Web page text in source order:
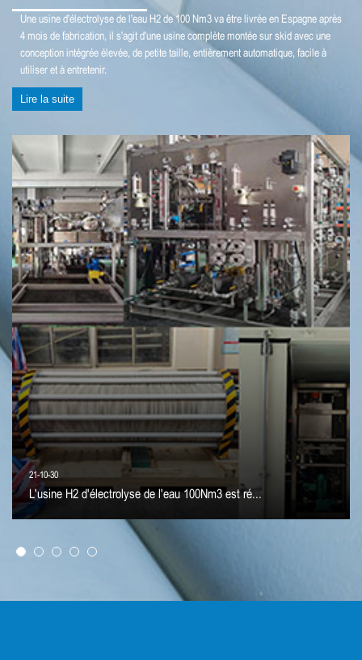
Une usine d'électrolyse de l'eau H2 de 100 Nm3 va être livrée en Espagne après
4 mois de fabrication, il s'agit d'une usine complète montée sur skid avec une
conception intégrée élevée, de petite taille, entièrement automatique, facile à
utiliser et à entretenir.
Lire la suite
21-10-30
L'usine H2 d'électrolyse de l'eau 100Nm3 est ré...